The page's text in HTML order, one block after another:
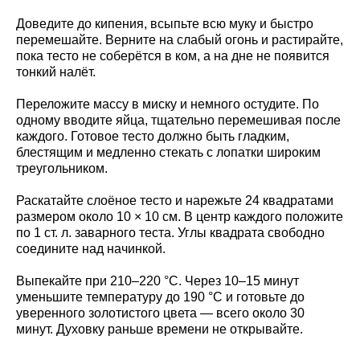
Доведите до кипения, всыпьте всю муку и быстро
перемешайте. Верните на слабый огонь и растирайте,
пока тесто не соберётся в ком, а на дне не появится
тонкий налёт.
Переложите массу в миску и немного остудите. По
одному вводите яйца, тщательно перемешивая после
каждого. Готовое тесто должно быть гладким,
блестящим и медленно стекать с лопатки широким
треугольником.
Раскатайте слоёное тесто и нарежьте 24 квадратами
размером около 10 × 10 см. В центр каждого положите
по 1 ст. л. заварного теста. Углы квадрата свободно
соедините над начинкой.
Выпекайте при 210–220 °C. Через 10–15 минут
уменьшите температуру до 190 °C и готовьте до
уверенного золотистого цвета — всего около 30
минут. Духовку раньше времени не открывайте.